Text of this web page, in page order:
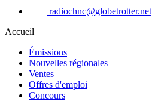
radiochnc@globetrotter.net
Accueil
Émissions
Nouvelles régionales
Ventes
Offres d'emploi
Concours